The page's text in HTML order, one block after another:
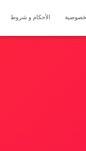
الأحكام و شروط